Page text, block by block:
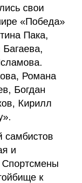
свои
«Победа»
Пака,
Романа
Богдан
Кирилл
самбистов
и
Спортсмены
к